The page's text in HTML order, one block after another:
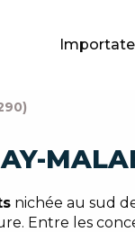
nichée au sud
Entre les